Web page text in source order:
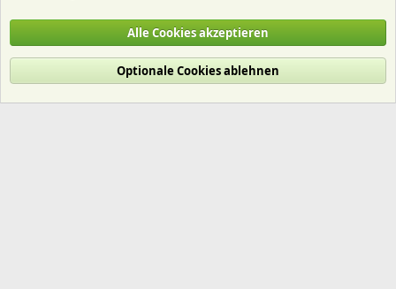
Cookies
Deutsch (Du)
Nutzungsbedingungen
Datenschutz Hilfe und Impressum
R
Alle Cookies akzeptieren
Optionale Cookies ablehnen